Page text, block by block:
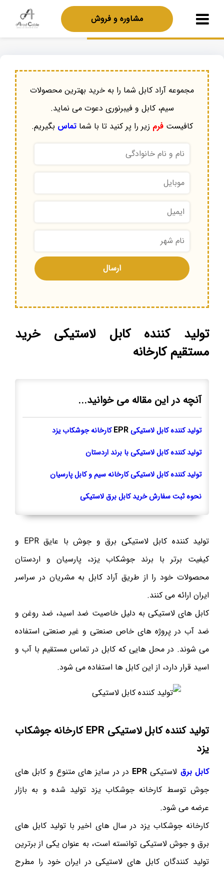
مشاوره و فروش
مجموعه آراد کابل شما را به خرید بهترین محصولات
سیم، کابل و فیبرنوری دعوت می نماید.
کافیستفرم زیر را پر کنید تا با شماتماس بگیریم.
تولید کننده کابل لاستیکی خرید
مستقیم کارخانه
آنچه در این مقاله می خوانید...
تولید کننده کابل لاستیکیEPRکارخانه جوشکاب یزد
تولید کننده کابل لاستیکی با برند اردستان
تولید کننده کابل لاستیکی کارخانه سیم و کابل پارسیان
نحوه ثبت سفارش خرید کابل برق لاستیکی
تولید کننده کابل لاستیکی برق و جوش با عایق EPR و
کیفیت برتر با برند جوشکاب یزد، پارسیان و اردستان
محصولات خود را از طریق آراد کابل به مشریان در سراسر
ایران ارائه می کنند.
کابل های لاستیکی به دلیل خاصیت ضد اسید، ضد روغن و
ضد آب در پروژه های خاص صنعتی و غیر صنعتی استفاده
می شوند. در محل هایی که کابل در تماس مستقیم با آب و
اسید قرار دارد، از این کابل ها استفاده می شود.
تولید کننده کابل لاستیکی EPRکارخانه جوشکاب
یزد
کابل برق لاستیکی EPR در در سایز های متنوع و کابل های
جوش توسط کارخانه جوشکاب یزد تولید شده و به بازار
عرضه می شود.
کارخانه جوشکاب یزد در سال های اخیر با تولید کابل های
برق و جوش لاستیکی توانسته است، به عنوان یکی از برترین
تولید کنندگان کابل های لاستیکی در ایران خود را مطرح